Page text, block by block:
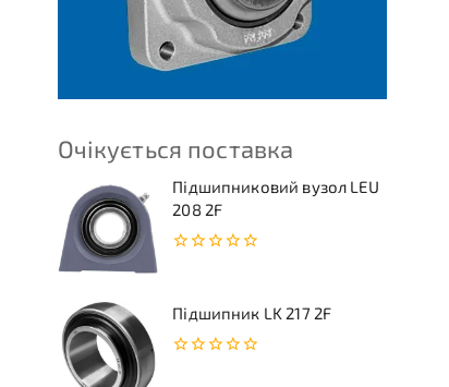
Очікується поставка
Підшипниковий вузол LEU
208 2F
Підшипник LK 217 2F